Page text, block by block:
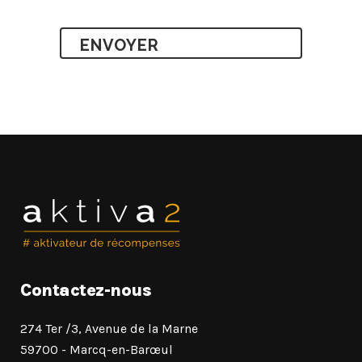
par
CAPTCHA
Contactez-nous
274 Ter /3, Avenue de la Marne
59700 - Marcq-en-Barœul